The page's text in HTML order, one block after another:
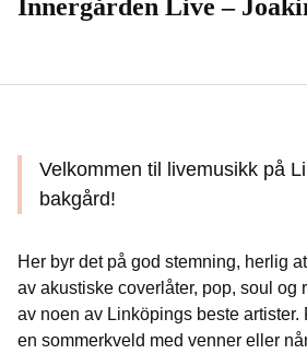
Innergården Live –
Velkommen til livemusikk på
bakgård!
Her byr det på god stemning, herlig
av akustiske coverlåter, pop, soul og
av noen av Linköpings beste artister.
en sommerkveld med venner eller